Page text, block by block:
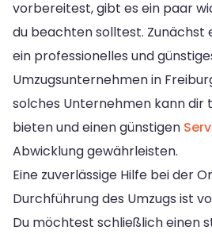
vorbereitest, gibt es ein paar
du beachten solltest. Zunächst
ein professionelles und
Umzugsunternehmen in
solches Unternehmen kann dir
bieten und einen günstigen
Abwicklung gewährleisten.
Eine zuverlässige Hilfe bei der
Durchführung des Umzugs ist
Du möchtest schließlich einen